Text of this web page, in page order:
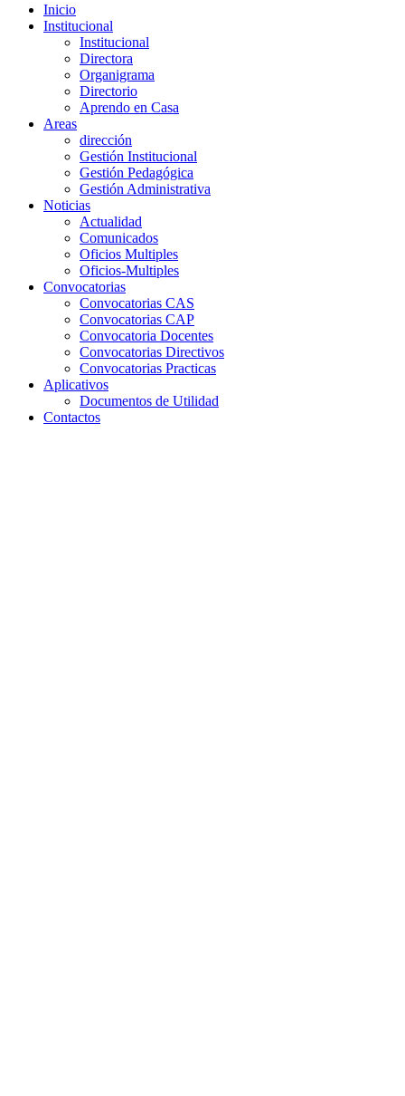
Inicio
Institucional
Institucional
Directora
Organigrama
Directorio
Aprendo en Casa
Areas
dirección
Gestión Institucional
Gestión Pedagógica
Gestión Administrativa
Noticias
Actualidad
Comunicados
Oficios Multiples
Oficios-Multiples
Convocatorias
Convocatorias CAS
Convocatorias CAP
Convocatoria Docentes
Convocatorias Directivos
Convocatorias Practicas
Aplicativos
Documentos de Utilidad
Contactos